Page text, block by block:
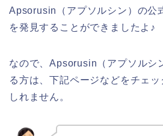
Apsorusin（アプソルシン）の公
を発見することができましたよ♪
なので、Apsorusin（アプソルシ
る方は、下記ページなどをチェ
しれません。